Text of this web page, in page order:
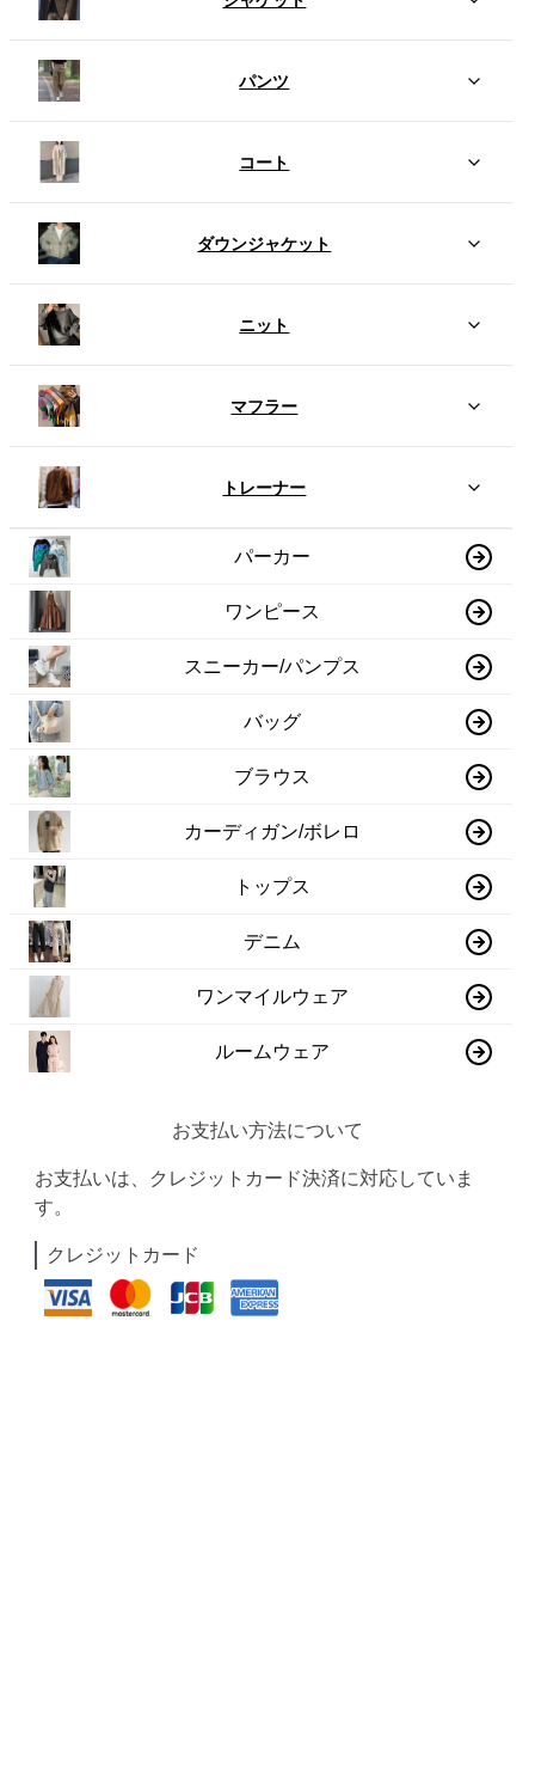
パンツ
コート
ダウンジャケット
ニット
マフラー
トレーナー
パーカー
ワンピース
スニーカー/パンプス
バッグ
ブラウス
カーディガン/ボレロ
トップス
デニム
ワンマイルウェア
ルームウェア
お支払い方法について
お支払いは、クレジットカード決済に対応していま
す。
クレジットカード